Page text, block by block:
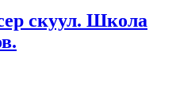
скуул. Школа